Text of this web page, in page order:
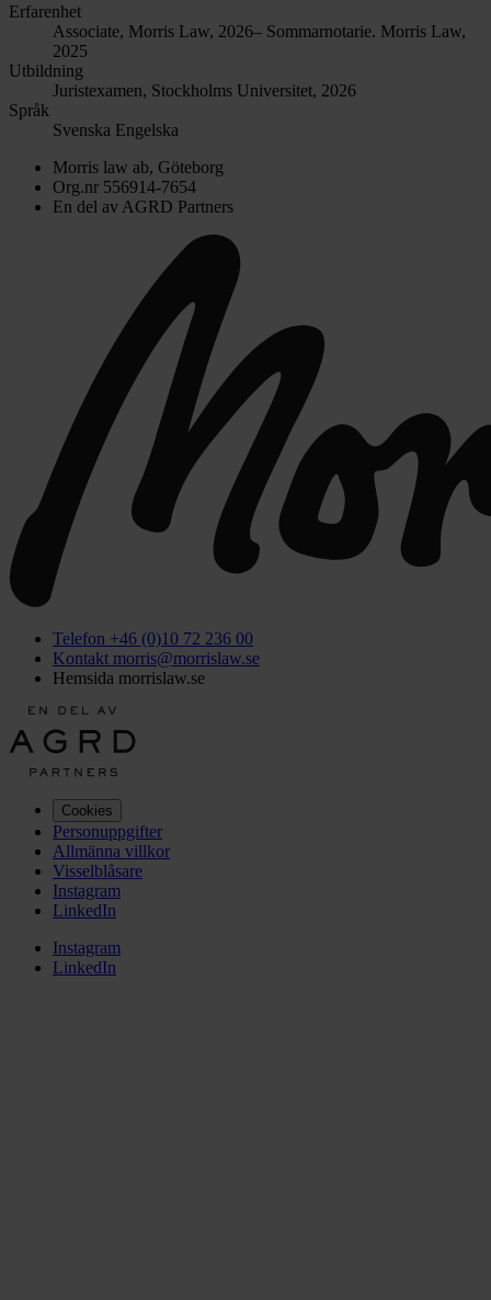
Erfarenhet
Associate, Morris Law, 2026– Sommarnotarie. Morris Law,
2025
Utbildning
Juristexamen, Stockholms Universitet, 2026
Språk
Svenska Engelska
Morris law ab, Göteborg
Org.nr 556914-7654
En del av AGRD Partners
Telefon +46 (0)10 72 236 00
Kontakt morris@morrislaw.se
Hemsida morrislaw.se
Cookies
Personuppgifter
Allmänna villkor
Visselblåsare
Instagram
LinkedIn
Instagram
LinkedIn